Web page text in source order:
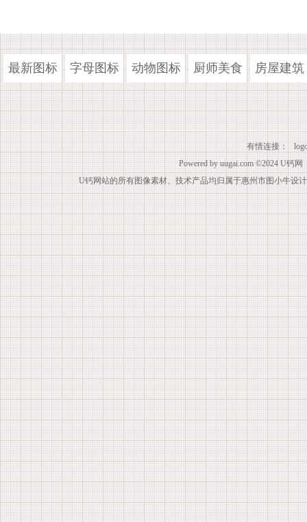
最新图标 字母图标 动物图标 厨师美食 房屋建筑
有情连接：
Powered by uugai.com ©2024 U钙网
U钙网站的所有图像素材、技术产品均归属于惠州市图小牛设